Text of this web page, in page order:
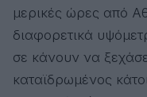
μερικές ώρες από
διαφορετικά
σε κάνουν να
καταϊδρωμένος